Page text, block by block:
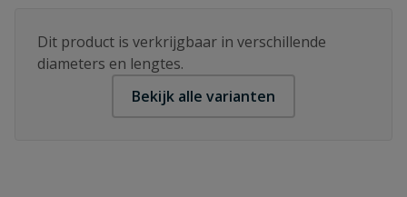
Dit product is verkrijgbaar in verschillende
diameters en lengtes.
Bekijk alle varianten